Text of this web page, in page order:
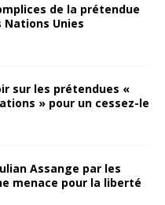
de la prétendue
Unies
sur les prétendues «
» pour un cessez-le
Assange par les
menace pour la liberté